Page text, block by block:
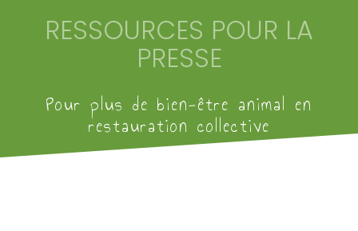
RESSOURCES POUR LA
PRESSE
Pour plus de bien-être animal en
restauration collective